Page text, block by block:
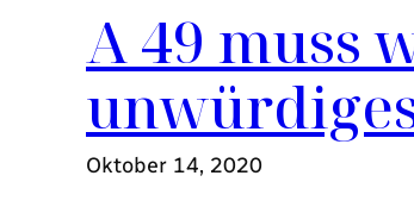
A 49 muss
Oktober 14, 2020